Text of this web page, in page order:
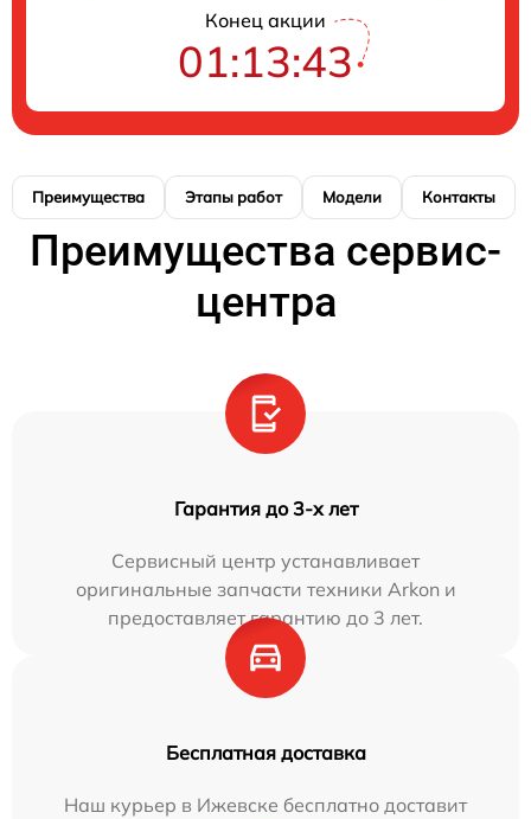
Конец акции
01:13:43
Преимущества Этапы работ Модели Контакты
Преимущества сервис-
центра
Гарантия до 3-х лет
Сервисный центр устанавливает
оригинальные запчасти техники Arkon и
предоставляет гарантию до 3 лет.
Бесплатная доставка
Наш курьер в Ижевске бесплатно доставит